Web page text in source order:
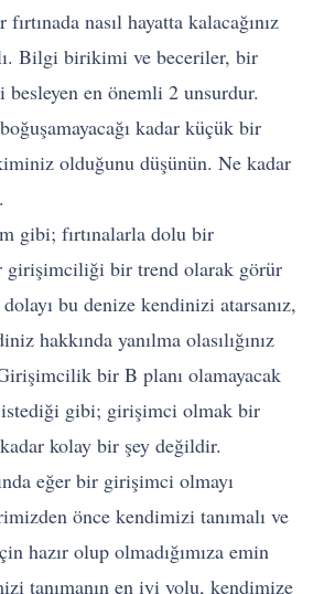
nasıl hayatta kalacağınız
Bilgi birikimi ve beceriler, bir
en önemli 2 unsurdur.
kadar küçük bir
olduğunu düşünün. Ne kadar
gibi; fırtınalarla dolu bir
girişimciliği bir trend olarak görür
dolayı bu denize kendinizi atarsanız,
hakkında yanılma olasılığınız
bir B planı olamayacak
gibi; girişimci olmak bir
kolay bir şey değildir.
eğer bir girişimci olmayı
önce kendimizi tanımalı ve
hazır olup olmadığımıza emin
tanımanın en iyi yolu, kendimize